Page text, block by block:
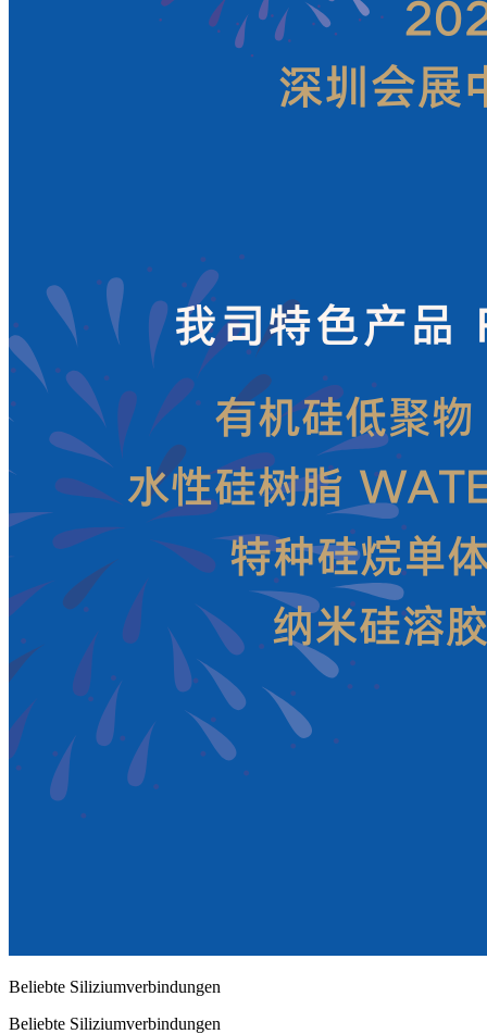
Beliebte Siliziumverbindungen
Beliebte Siliziumverbindungen